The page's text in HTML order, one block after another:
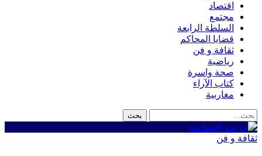
اقتصاد
مجتمع
السلطة الرابعة
قضايا المحاكم
ثقافة و فن
رياضية
صحة واسرة
كتاب الآراء
مغاربية
ثقافة و فن